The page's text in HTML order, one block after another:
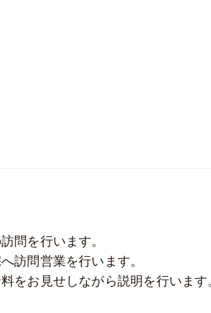
問を行います。
訪問営業を行います。
をお見せしながら説明を行いま